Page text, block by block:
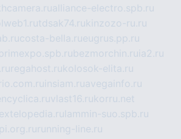
alliance-electro.spb.ru
tdsak74.rukinzozo-ru.ru
costa-bella.rueugrus.pp.ru
primexpo.spb.rubezmorchin.ru ia2.ru
regahost.rukolosok-elita.ru
insiam.ruavegainfo.ru
vlast16.rukorru.net
extelopedia.ru lammin-suo.spb.ru
running-line.ru